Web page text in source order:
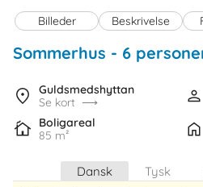
Billeder Beskrivelse
Sommerhus - 6
Guldsmedshyttan
Se kort
Boligareal
85 m²
Dansk Tysk